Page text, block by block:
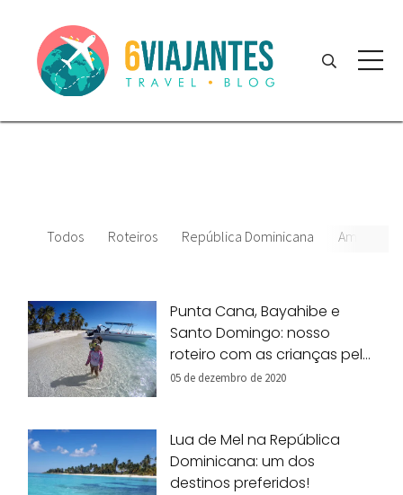
Todos Roteiros República Dominicana América
Punta Cana, Bayahibe e
Santo Domingo: nosso
roteiro com as crianças pela
República Dominicana!
05 de dezembro de 2020
Lua de Mel na República
Dominicana: um dos
destinos preferidos!